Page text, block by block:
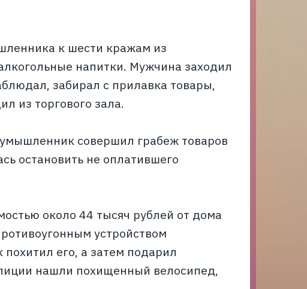
к шести кражам из
напитки. Мужчина заходил
забирал с прилавка товары,
из торгового зала.
совершил грабеж товаров
остановить не оплатившего
около 44 тысяч рублей от дома
устройством
его, а затем подарил
нашли похищенный велосипед,